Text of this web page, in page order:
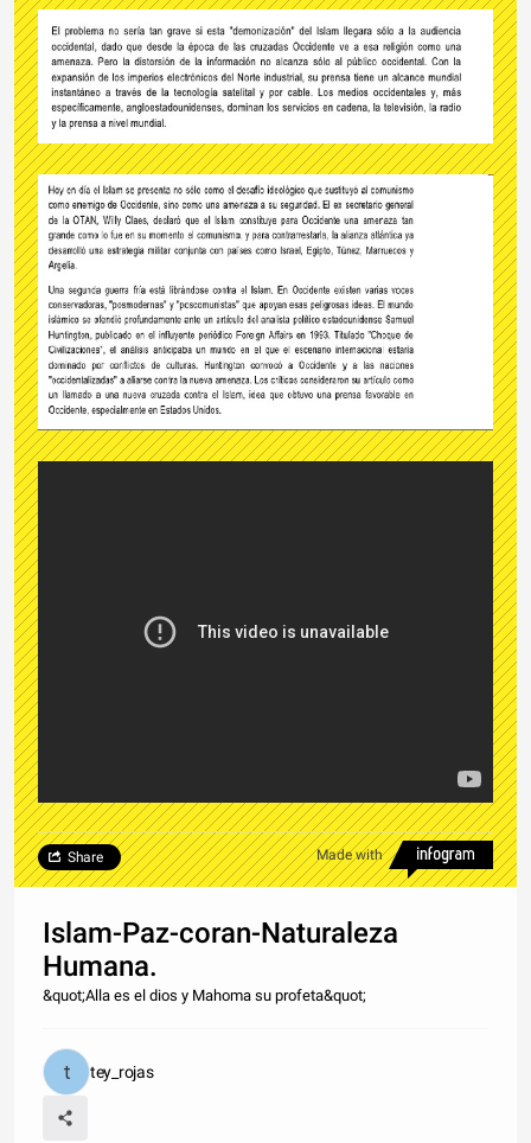
Made with
Share
Islam-Paz-coran-Naturaleza
Humana.
&quot;Alla es el dios y Mahoma su profeta&quot;
tey_rojas